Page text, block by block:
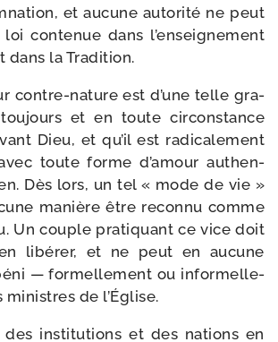
et aucune auto­ri­té ne peut
conte­nue dans l’enseignement
dans la Tradition.
contre-​nature est d’une telle gra­
et en toute cir­cons­tance
Dieu, et qu’il est radi­ca­le­ment
toute forme d’amour authen­
Dès lors, un tel « mode de vie »
manière être recon­nu comme
Un couple pra­ti­quant ce vice doit
libé­rer, et ne peut en aucune
— for­mel­le­ment ou infor­mel­le­
de l’Église.
des ins­ti­tu­tions et des nations en